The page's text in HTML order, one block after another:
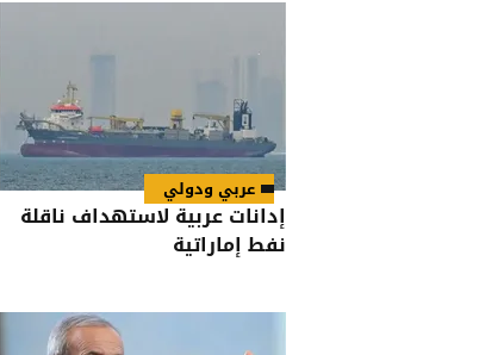
عربي ودولي
إدانات عربية لاستهداف ناقلة
نفط إماراتية